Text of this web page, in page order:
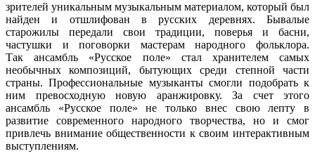
зрителей уникальным музыкальным материалом, который был
найден и отшлифован в русских деревнях. Бывалые
старожилы передали свои традиции, поверья и басни,
частушки и поговорки мастерам народного фольклора.
Так ансамбль «Русское поле» стал хранителем самых
необычных композиций, бытующих среди степной части
страны. Профессиональные музыканты смогли подобрать к
ним превосходную новую аранжировку. За счет этого
ансамбль «Русское поле» не только внес свою лепту в
развитие современного народного творчества, но и смог
привлечь внимание общественности к своим интерактивным
выступлениям.